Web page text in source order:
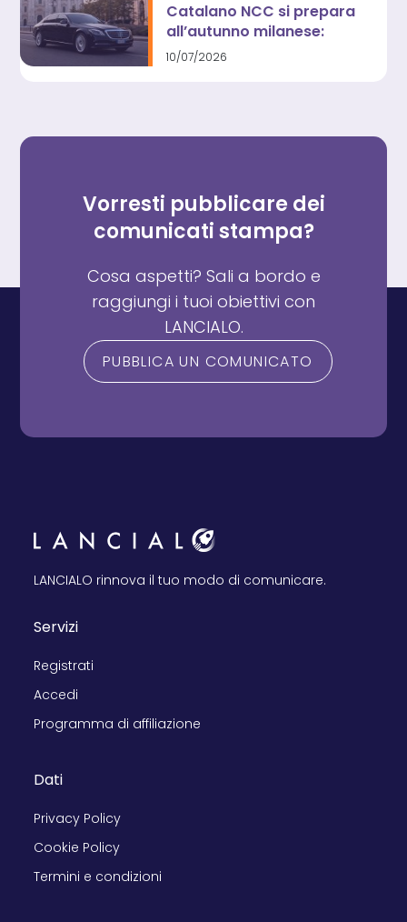
Catalano NCC si prepara
all’autunno milanese:
atteso un +65% di
10/07/2026
Vorresti pubblicare dei
comunicati stampa?
Cosa aspetti? Sali a bordo e
raggiungi i tuoi obiettivi con
LANCIALO.
PUBBLICA UN COMUNICATO
LANCIALO rinnova il tuo modo di comunicare.
Servizi
Registrati
Accedi
Programma di affiliazione
Dati
Privacy Policy
Cookie Policy
Termini e condizioni